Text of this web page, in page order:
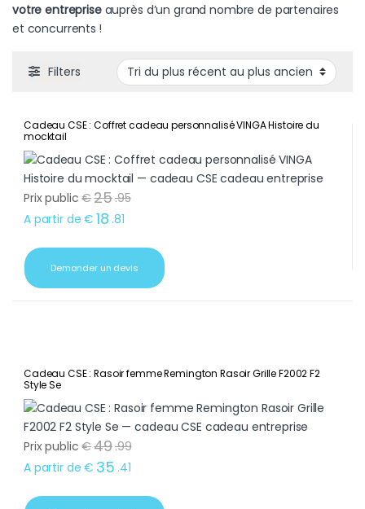
votre entrepriseauprès d’un grand nombre de partenaires
et concurrents !
Filters
Cadeau CSE : Coffret cadeau personnalisé VINGA Histoire du
mocktail
Prix public €25.95
A partir de € 18 .81
Demander un devis
Cadeau CSE : Rasoir femme Remington Rasoir Grille F2002 F2
Style Se
Prix public €49.99
A partir de € 35 .41